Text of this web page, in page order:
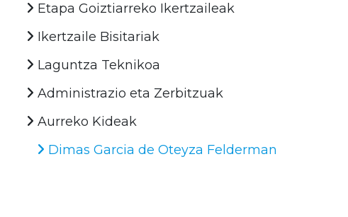
Etapa Goiztiarreko Ikertzaileak
Ikertzaile Bisitariak
Laguntza Teknikoa
Administrazio eta Zerbitzuak
Aurreko Kideak
Dimas Garcia de Oteyza Felderman